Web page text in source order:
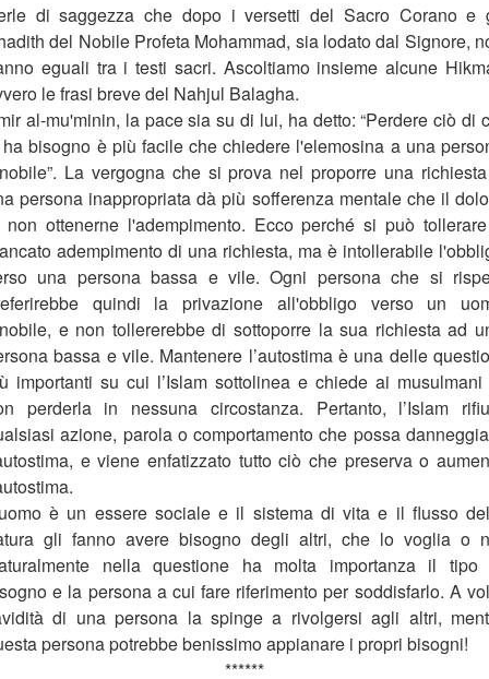
di saggezza che dopo i versetti del Sacro Corano e
del Nobile Profeta Mohammad, sia lodato dal Signore,
eguali tra i testi sacri. Ascoltiamo insieme alcune
le frasi breve del Nahjul Balagha.
al-mu'minin, la pace sia su di lui, ha detto: “Perdere ciò di
bisogno è più facile che chiedere l'elemosina a una
La vergogna che si prova nel proporre una
persona inappropriata dà più sofferenza mentale che il
non ottenerne l'adempimento. Ecco perché si può
adempimento di una richiesta, ma è intollerabile
una persona bassa e vile. Ogni persona che si
quindi la privazione all'obbligo verso un
e non tollererebbe di sottoporre la sua richiesta ad
bassa e vile. Mantenere l’autostima è una delle
importanti su cui l’Islam sottolinea e chiede ai
perderla in nessuna circostanza. Pertanto, l’Islam
azione, parola o comportamento che possa
e viene enfatizzato tutto ciò che preserva o
è un essere sociale e il sistema di vita e il flusso
gli fanno avere bisogno degli altri, che lo voglia o
nella questione ha molta importanza il tipo
e la persona a cui fare riferimento per soddisfarlo. A
di una persona la spinge a rivolgersi agli altri,
persona potrebbe benissimo appianare i propri bisogni!
******